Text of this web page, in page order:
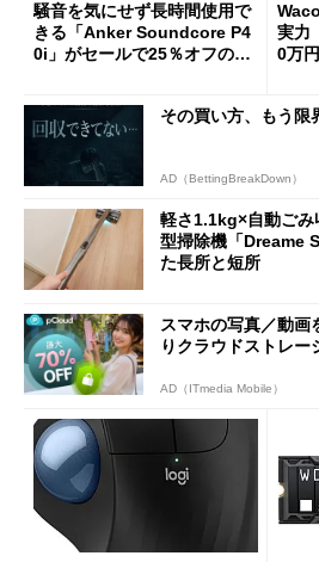
騒音を気にせず長時間使用で
きる「Anker Soundcore P4
0i」がセールで25％オフの59
実力
0万
その買い方、もう限
AD（BettingBreakDown）
軽さ1.1kg×自動ごみ
型掃除機「Dreame
た長所と短所
スマホの写真／動画
りクラウドストレー
AD（ITmedia Mobile）